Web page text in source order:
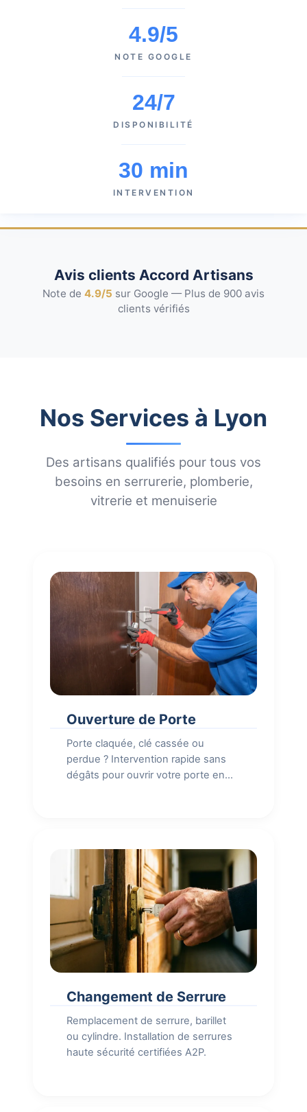
4.9/5
NOTE GOOGLE
24/7
DISPONIBILITÉ
30 min
INTERVENTION
Avis clients Accord Artisans
Note de 4.9/5 sur Google — Plus de 900 avis
clients vérifiés
Nos Services à Lyon
Des artisans qualifiés pour tous vos
besoins en serrurerie, plomberie,
vitrerie et menuiserie
Ouverture de Porte
Porte claquée, clé cassée ou
perdue ? Intervention rapide sans
dégâts pour ouvrir votre porte en
Changement de Serrure
Remplacement de serrure, barillet
ou cylindre. Installation de serrures
haute sécurité certifiées A2P.